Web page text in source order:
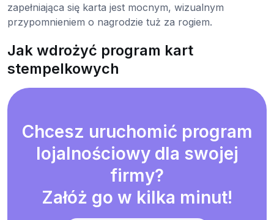
zapełniająca się karta jest mocnym, wizualnym
przypomnieniem o nagrodzie tuż za rogiem.
Jak wdrożyć program kart
stempelkowych
Chcesz uruchomić program
lojalnościowy dla swojej
firmy?
Załóż go w kilka minut!